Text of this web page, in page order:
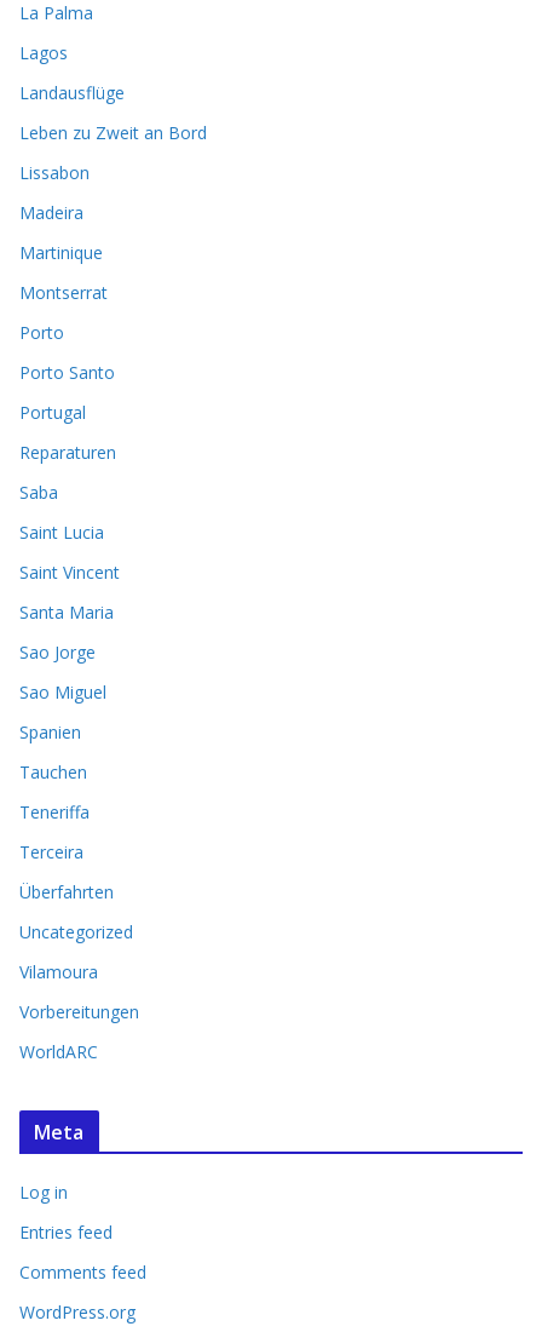
La Palma
Lagos
Landausflüge
Leben zu Zweit an Bord
Lissabon
Madeira
Martinique
Montserrat
Porto
Porto Santo
Portugal
Reparaturen
Saba
Saint Lucia
Saint Vincent
Santa Maria
Sao Jorge
Sao Miguel
Spanien
Tauchen
Teneriffa
Terceira
Überfahrten
Uncategorized
Vilamoura
Vorbereitungen
WorldARC
Meta
Log in
Entries feed
Comments feed
WordPress.org